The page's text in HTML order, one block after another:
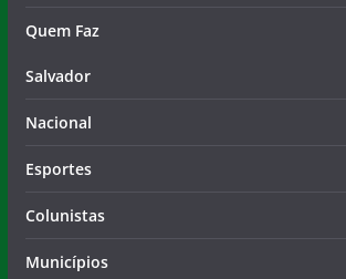
Quem Faz
Salvador
Nacional
Esportes
Colunistas
Municípios